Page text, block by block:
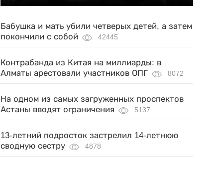
Бабушка и мать убили четверых детей, а затем
покончили с собой
42445
Контрабанда из Китая на миллиарды: в
Алматы арестовали участников ОПГ
8072
На одном из самых загруженных проспектов
Астаны вводят ограничения
5137
13-летний подросток застрелил 14-летнюю
сводную сестру
4878